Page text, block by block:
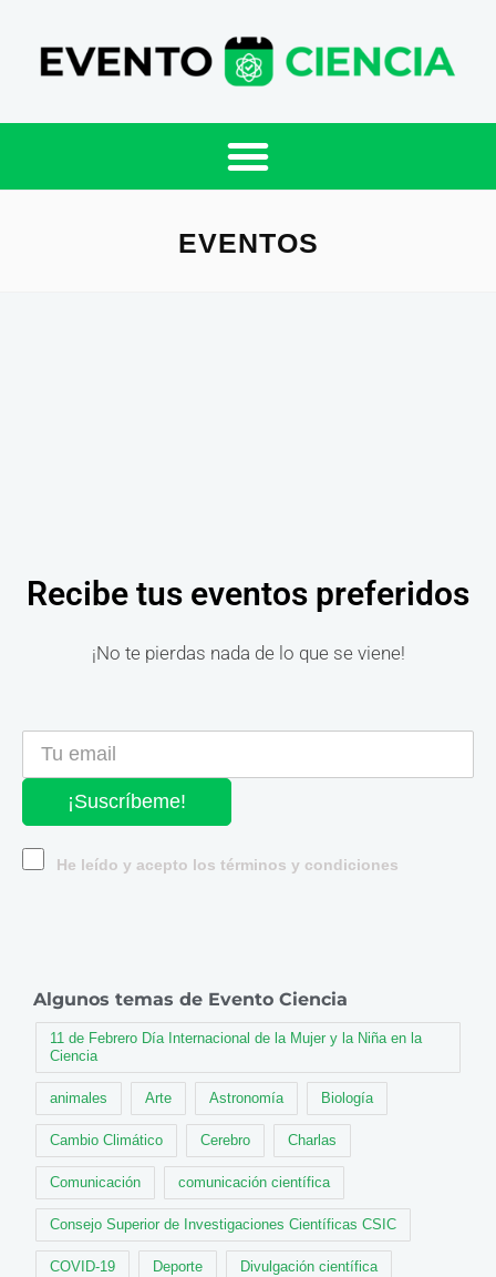
EVENTOS
Recibe tus eventos preferidos
¡No te pierdas nada de lo que se viene!
¡Suscríbeme!
He leído y acepto los términos y condiciones
Algunos temas de Evento Ciencia
11 de Febrero Día Internacional de la Mujer y la Niña en la
Ciencia
animales Arte Astronomía Biología
Cambio Climático Cerebro Charlas
Comunicación comunicación científica
Consejo Superior de Investigaciones Científicas CSIC
COVID-19 Deporte Divulgación científica